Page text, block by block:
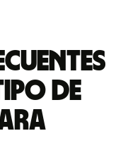
de